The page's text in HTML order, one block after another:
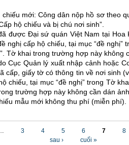
mới: Công dân nộp hồ sơ theo
hộ chiếu và bị chú nơi sinh”.
được Đại sứ quán Việt Nam tại Hoa
nghị cấp hộ chiếu, tại mục “đề nghị”
Tờ khai trong trường hợp này không
Cục Quản lý xuất nhập cảnh hoặc
cấp, giấy tờ có thông tin về nơi sinh
chiếu, tại mục “đề nghị” trong Tờ
trường hợp này không cần dán
mẫu mới không thu phí (miễn phí).
3 4 5 6 7
8
sau ›
cuối »